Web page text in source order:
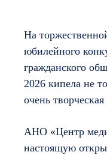
На
юбилейного
гражданского
2026 кипела не
очень творческая
АНО «Центр
настоящую